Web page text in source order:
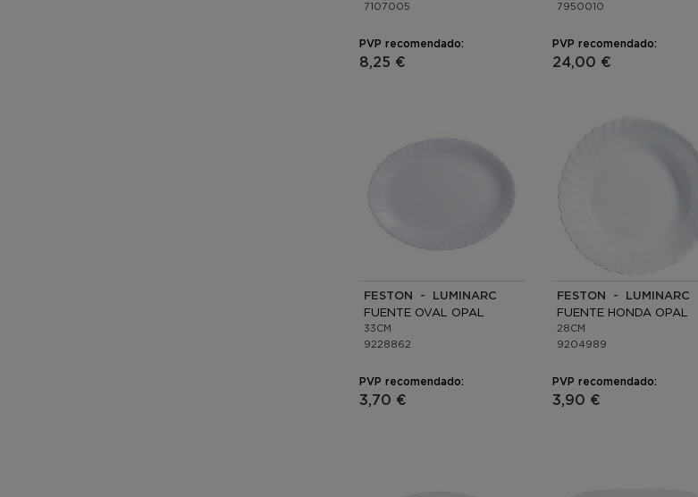
7107005
PVP recomendado:
8,25 €
7950010
PVP recomendado:
24,00 €
FESTON - LUMINARC
FUENTE OVAL OPAL
33CM
9228862
PVP recomendado:
3,70 €
FESTON - LUMINARC
FUENTE HONDA OPAL
28CM
9204989
PVP recomendado:
3,90 €